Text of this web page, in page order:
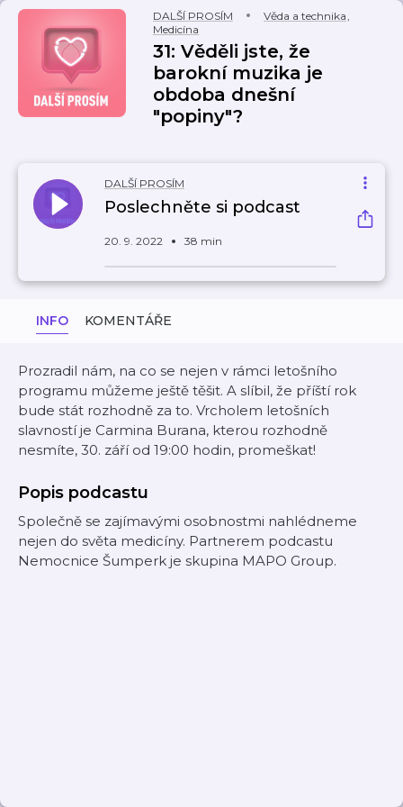
DALŠÍ PROSÍM Věda a technika,
Medicína
31: Věděli jste, že
barokní muzika je
obdoba dnešní
"popiny"?
DALŠÍ PROSÍM
Poslechněte si podcast
20. 9. 2022 38 min
INFO KOMENTÁŘE
Prozradil nám, na co se nejen v rámci letošního
programu můžeme ještě těšit. A slíbil, že příští rok
bude stát rozhodně za to. Vrcholem letošních
slavností je Carmina Burana, kterou rozhodně
nesmíte, 30. září od 19:00 hodin, promeškat!
Popis podcastu
Společně se zajímavými osobnostmi nahlédneme
nejen do světa medicíny. Partnerem podcastu
Nemocnice Šumperk je skupina MAPO Group.